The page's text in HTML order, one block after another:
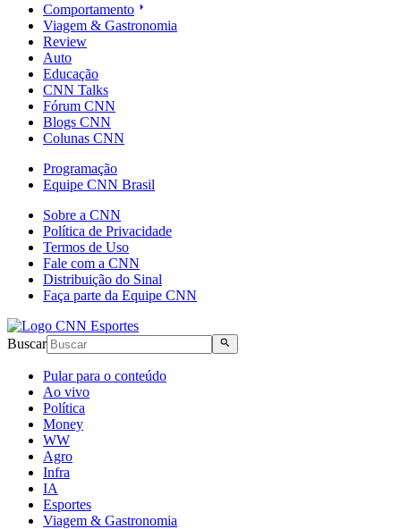
Comportamento
Viagem & Gastronomia
Review
Auto
Educação
CNN Talks
Fórum CNN
Blogs CNN
Colunas CNN
Programação
Equipe CNN Brasil
Sobre a CNN
Política de Privacidade
Termos de Uso
Fale com a CNN
Distribuição do Sinal
Faça parte da Equipe CNN
Buscar
Pular para o conteúdo
Ao vivo
Política
Money
WW
Agro
Infra
IA
Esportes
Viagem & Gastronomia